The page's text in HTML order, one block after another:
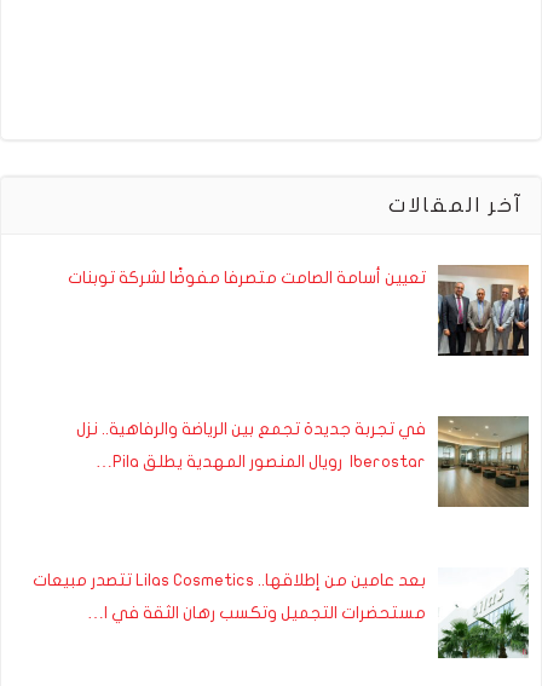
آخر المقالات
تعيين أسامة الصامت متصرفا مفوضًا لشركة توبنات
في تجربة جديدة تجمع بين الرياضة والرفاهية.. نزل
Iberostar رويال المنصور المهدية يطلق Pila…
بعد عامين من إطلاقها.. Lilas Cosmetics تتصدر مبيعات
مستحضرات التجميل وتكسب رهان الثقة في ا…